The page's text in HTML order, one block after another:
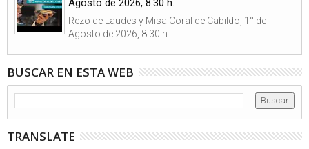
Rezo de Laudes y Misa Coral de Cabildo, 1° de
Agosto de 2026, 8:30 h.
BUSCAR EN ESTA WEB
TRANSLATE